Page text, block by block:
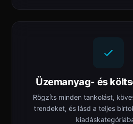
Üzemanyag- és
Rögzíts minden tankolást,
trendeket, és lásd a teljes